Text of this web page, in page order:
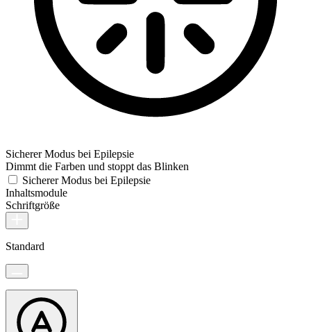
Sicherer Modus bei Epilepsie
Dimmt die Farben und stoppt das Blinken
Sicherer Modus bei Epilepsie
Inhaltsmodule
Schriftgröße
Standard